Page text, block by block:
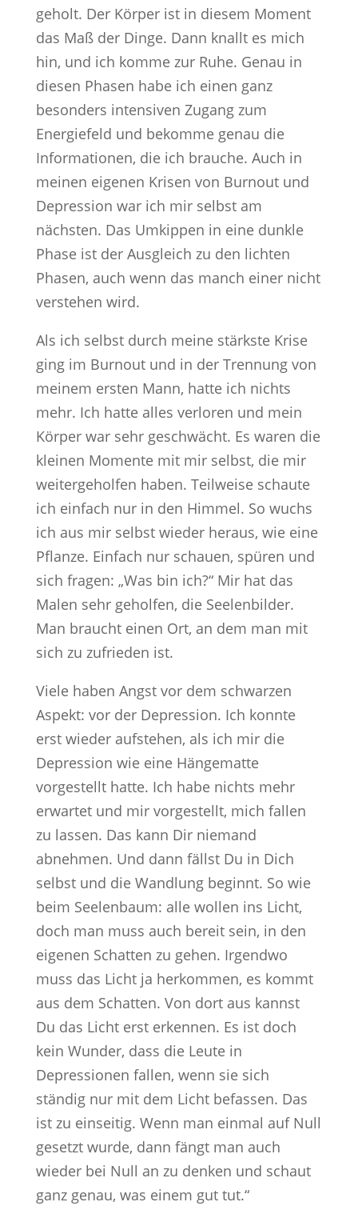
geholt. Der Körper ist in diesem Moment
das Maß der Dinge. Dann knallt es mich
hin, und ich komme zur Ruhe. Genau in
diesen Phasen habe ich einen ganz
besonders intensiven Zugang zum
Energiefeld und bekomme genau die
Informationen, die ich brauche. Auch in
meinen eigenen Krisen von Burnout und
Depression war ich mir selbst am
nächsten. Das Umkippen in eine dunkle
Phase ist der Ausgleich zu den lichten
Phasen, auch wenn das manch einer nicht
verstehen wird.
Als ich selbst durch meine stärkste Krise
ging im Burnout und in der Trennung von
meinem ersten Mann, hatte ich nichts
mehr. Ich hatte alles verloren und mein
Körper war sehr geschwächt. Es waren die
kleinen Momente mit mir selbst, die mir
weitergeholfen haben. Teilweise schaute
ich einfach nur in den Himmel. So wuchs
ich aus mir selbst wieder heraus, wie eine
Pflanze. Einfach nur schauen, spüren und
sich fragen: „Was bin ich?“ Mir hat das
Malen sehr geholfen, die Seelenbilder.
Man braucht einen Ort, an dem man mit
sich zu zufrieden ist.
Viele haben Angst vor dem schwarzen
Aspekt: vor der Depression. Ich konnte
erst wieder aufstehen, als ich mir die
Depression wie eine Hängematte
vorgestellt hatte. Ich habe nichts mehr
erwartet und mir vorgestellt, mich fallen
zu lassen. Das kann Dir niemand
abnehmen. Und dann fällst Du in Dich
selbst und die Wandlung beginnt. So wie
beim Seelenbaum: alle wollen ins Licht,
doch man muss auch bereit sein, in den
eigenen Schatten zu gehen. Irgendwo
muss das Licht ja herkommen, es kommt
aus dem Schatten. Von dort aus kannst
Du das Licht erst erkennen. Es ist doch
kein Wunder, dass die Leute in
Depressionen fallen, wenn sie sich
ständig nur mit dem Licht befassen. Das
ist zu einseitig. Wenn man einmal auf Null
gesetzt wurde, dann fängt man auch
wieder bei Null an zu denken und schaut
ganz genau, was einem gut tut.“